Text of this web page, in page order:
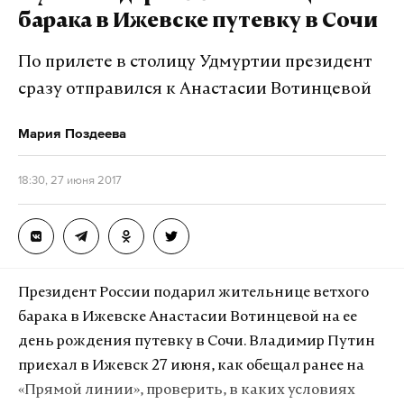
электронный документооборот. Впрочем, ЧАЭС
пришлось перевести на ручной режим
радиационного мониторинга промышленных
Из-за хакерской атаки не работает сайт
Государственного агентства Украины по
управлению зоной отчуждения. Но агентство
успело сообщить, что «автоматическая система
контроля радиационной обстановки в зоне
отчуждения работает в обычном режиме».
Атаке вируса Petya 27 июня подверглись
крупнейшие компании в России и на Украине. В
числе пострадавших «Роснефть», «Башнефть»,
сеть гипермаркетов «Ашан», банк «Хоум Кредит»,
«Укрэнерго», «Киевэнерго», «Ощадбанк»,
барака в Ижевске путевку в Сочи
По прилете в столицу Удмуртии президент
сразу отправился к Анастасии Вотинцевой
Мария Поздеева
18:30, 27 июня 2017
Президент России подарил жительнице ветхого
барака в Ижевске Анастасии Вотинцевой на ее
день рождения путевку в Сочи. Владимир Путин
приехал в Ижевск 27 июня, как обещал ранее на
«Прямой линии», проверить, в каких условиях